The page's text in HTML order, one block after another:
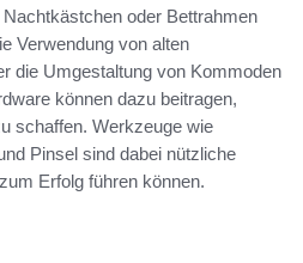
oder Bettrahmen
Verwendung von alten
die Umgestaltung von Kommoden
können dazu beitragen,
schaffen. Werkzeuge wie
Pinsel sind dabei nützliche
Erfolg führen können.